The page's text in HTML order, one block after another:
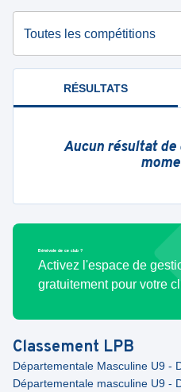
Toutes les compétitions
RÉSULTATS
Aucun résultat
Bénévole de ce club ?
Activez l'espace de
gratuitement pour votre
Classement LPB
Départementale Masculine U9 -
Départementale masculine U9 -